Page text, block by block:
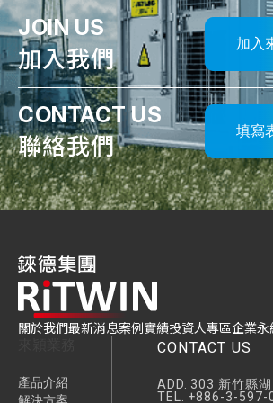
JOIN US
加入我們
加入
CONTACT US
聯絡我們
填寫
關於我們最新消息案例實績投資人專區企業永
產品介紹
CONTACT US
ADD. 303 新竹縣
TEL. +886-3-597-